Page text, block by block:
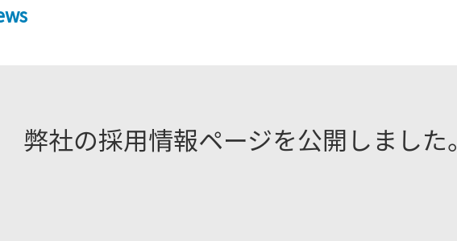
弊社の採用情報ページを公開しました。